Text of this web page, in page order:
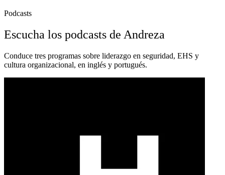
Podcasts
Escucha los podcasts de Andreza
Conduce tres programas sobre liderazgo en seguridad, EHS y
cultura organizacional, en inglés y portugués.